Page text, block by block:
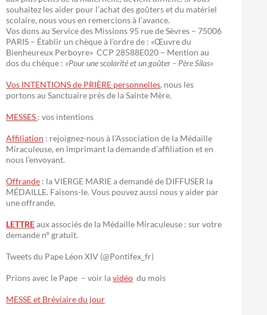
souhaitez les aider pour l’achat des goûters et du matériel
scolaire, nous vous en remercions à l’avance.
Vos dons au Service des Missions 95 rue de Sèvres – 75006
PARIS – Établir un chèque à l’ordre de : «Œuvre du
Bienheureux Perboyre» CCP 28588E020 – Mention au
dos du chèque : »Pour une scolarité et un goûter – Père Silas«
Vos INTENTIONS de PRIÈRE personnelles, nous les
portons au Sanctuaire près de la Sainte Mère.
MESSES : vos intentions
Affiliation : rejoignez-nous à l’Association de la Médaille
Miraculeuse, en imprimant la demande d’affiliation et en
nous l’envoyant.
Offrande : la VIERGE MARIE a demandé de DIFFUSER la
MÉDAILLE. Faisons-le. Vous pouvez aussi nous y aider par
une offrande.
LETTREaux associés de la Médaille Miraculeuse : sur votre
demande n° gratuit.
Tweets du Pape Léon XIV (@Pontifex_fr)
Prions avec le Pape – voir lavidéo du mois
MESSE et Bréviaire du jour